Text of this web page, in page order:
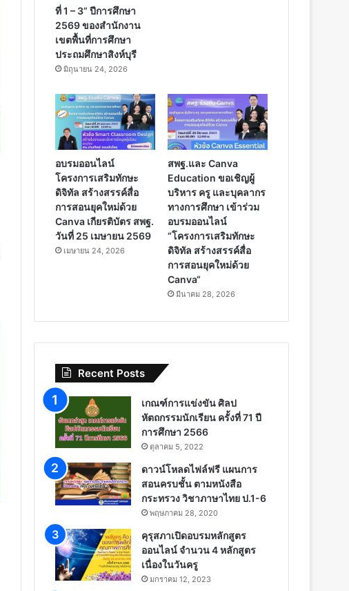
ที่ 1 – 3” ปีการศึกษา
2569 ของสำนักงาน
เขตพื้นที่การศึกษา
ประถมศึกษาสิงห์บุรี
มิถุนายน 24, 2026
อบรมออนไลน์
โครงการเสริมทักษะ
ดิจิทัล สร้างสรรค์สื่อ
การสอนยุคใหม่ด้วย
Canva เกียรติบัตร สพฐ.
วันที่ 25 เมษายน 2569
เมษายน 24, 2026
สพฐ.และ Canva
Education ขอเชิญผู้
บริหาร ครู และบุคลากร
ทางการศึกษา เข้าร่วม
อบรมออนไลน์
“โครงการเสริมทักษะ
ดิจิทัล สร้างสรรค์สื่อ
การสอนยุคใหม่ด้วย
Canva“
มีนาคม 28, 2026
Recent Posts
เกณฑ์การแข่งขัน ศิลป
หัตถกรรมนักเรียน ครั้งที่ 71 ปี
การศึกษา 2566
ตุลาคม 5, 2022
ดาวน์โหลดไฟล์ฟรี แผนการ
สอนครบชั้น ตามหนังสือ
กระทรวง วิชาภาษาไทย ป.1-6
พฤษภาคม 28, 2020
คุรุสภาเปิดอบรมหลักสูตร
ออนไลน์ จำนวน 4 หลักสูตร
เนื่องในวันครู
มกราคม 12, 2023